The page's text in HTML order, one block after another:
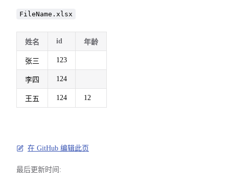
FileName.xlsx
姓名 id 年龄
张三 123
李四 124
王五 124 12
在 GitHub 编辑此页
最后更新时间: